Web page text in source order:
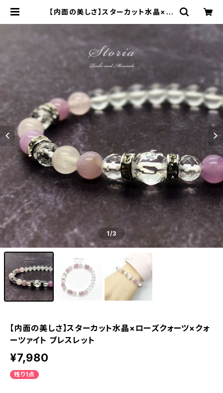
【内面の美しさ】スターカット水晶×ロ
1/3
【内面の美しさ】スターカット水晶×ローズクォーツ×クォ
ーツァイト ブレスレット
¥7,980
残り1点